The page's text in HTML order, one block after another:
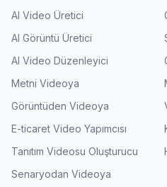
AI Video Üretici
AI Görüntü Üretici
AI Video Düzenleyici
Metni Videoya
Görüntüden Videoya
E-ticaret Video Yapımcısı
Tanıtım Videosu Oluşturucu
Senaryodan Videoya